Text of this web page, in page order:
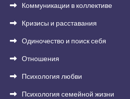
Коммуникации в коллективе
Кризисы и расставания
Одиночество и поиск себя
Отношения
Психология любви
Психология семейной жизни